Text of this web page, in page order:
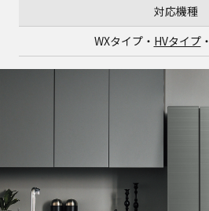
対応機種
WXタイプ・ HVタイプ・